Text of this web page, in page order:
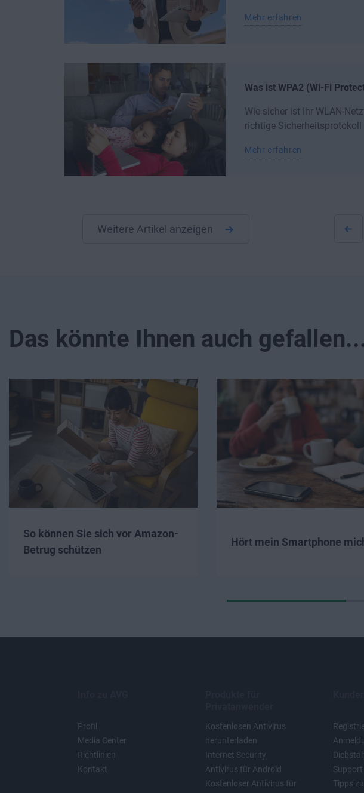
Mehr erfahren
Was ist WPA2 (Wi-Fi
Wie sicher ist Ihr WLAN-
richtige Sicherheitsprotokoll
Mehr erfahren
Weitere Artikel anzeigen
Das könnte Ihnen auch
So können Sie sich vor Amazon-
Betrug schützen
Hört mein Smartphone
Profil
Media Center
Richtlinien
Kontakt
Kostenlosen Antivirus
herunterladen
Internet Security
Antivirus für Android
Kostenloser Antivirus für
Tipps